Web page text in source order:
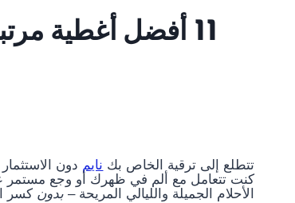
تتطلع إلى ترقية الخاص بك نايم دون
كنت تتعامل مع ألم في ظهرك أو وجع مستمر
الأحلام الجميلة والليالي المريحة – بدون كسر